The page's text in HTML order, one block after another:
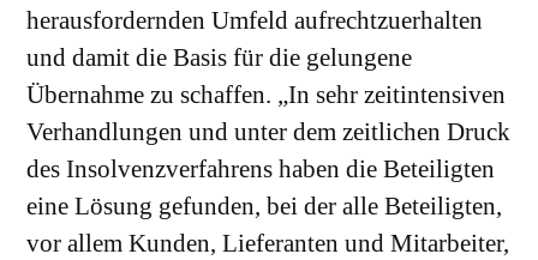
herausfordernden Umfeld aufrechtzuerhalten
und damit die Basis für die gelungene
Übernahme zu schaffen. „In sehr zeitintensiven
Verhandlungen und unter dem zeitlichen Druck
des Insolvenzverfahrens haben die Beteiligten
eine Lösung gefunden, bei der alle Beteiligten,
vor allem Kunden, Lieferanten und Mitarbeiter,